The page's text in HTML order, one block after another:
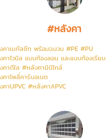
#หลังคา
คาเมทัลชีท พร้อมฉนวน #PE #PU
าไวนิล แบบท้องลอน และแบบท้องเรียบ
คาดีไล #หลังคามินิโกล์
าโพลี่คาร์บอเนต
าUPVC #หลังคาAPVC